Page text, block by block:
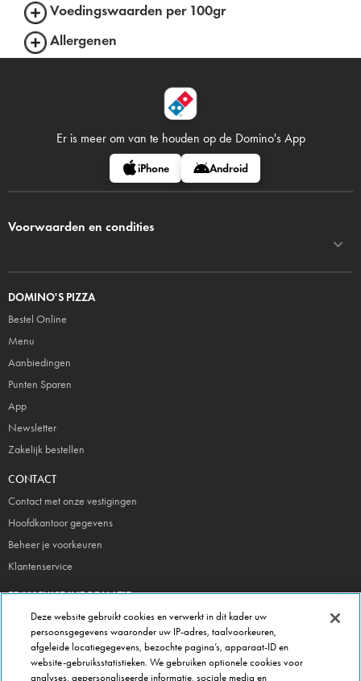
Voedingswaarden per 100gr
Allergenen
Er is meer om van te houden op de Domino's App
iPhone Android
Voorwaarden en condities
DOMINO'S PIZZA
Bestel Online
Menu
Aanbiedingen
Punten Sparen
App
Newsletter
Zakelijk bestellen
CONTACT
Contact met onze vestigingen
Hoofdkantoor gegevens
Beheer je voorkeuren
Klantenservice
FRANCHISE INFORMATIE
Meld je direct aan!
Franchise Brochure
Veel gestelde vragen
Deze website gebruikt cookies en verwerkt in dit kader uw
persoonsgegevens waaronder uw IP-adres, taalvoorkeuren,
afgeleide locatiegegevens, bezochte pagina’s, apparaat-ID en
website-gebruiksstatistieken. We gebruiken optionele cookies voor
analyses, gepersonaliseerde informatie, sociale media en